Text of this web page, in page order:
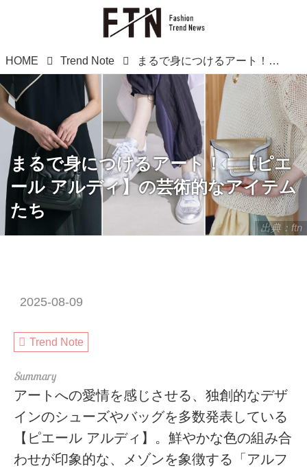
HOME Trend Note まるで身につけるアート！ 【ピエール アルディ】の芸術的なアイテムたち
出典：ftn
まるで身につけるアート！ 【ピエ
ール アルディ】の芸術的なアイテム
たち
2025-08-09
Trend Note
アートへの愛情を感じさせる、独創的なデザ
インのシューズやバッグを多数発表している
【ピエール アルディ】。鮮やかな色の組み合
わせが印象的な、メゾンを象徴する「アルフ